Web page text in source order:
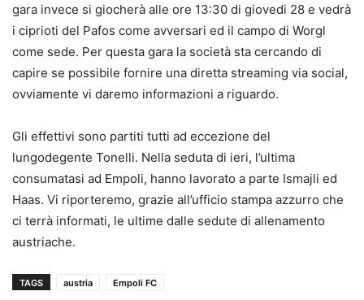
gara invece si giocherà alle ore 13:30 di giovedi 28 e vedrà
i ciprioti del Pafos come avversari ed il campo di Worgl
come sede. Per questa gara la società sta cercando di
capire se possibile fornire una diretta streaming via social,
ovviamente vi daremo informazioni a riguardo.
Gli effettivi sono partiti tutti ad eccezione del
lungodegente Tonelli. Nella seduta di ieri, l’ultima
consumatasi ad Empoli, hanno lavorato a parte Ismajli ed
Haas. Vi riporteremo, grazie all’ufficio stampa azzurro che
ci terrà informati, le ultime dalle sedute di allenamento
austriache.
TAGS austria Empoli FC